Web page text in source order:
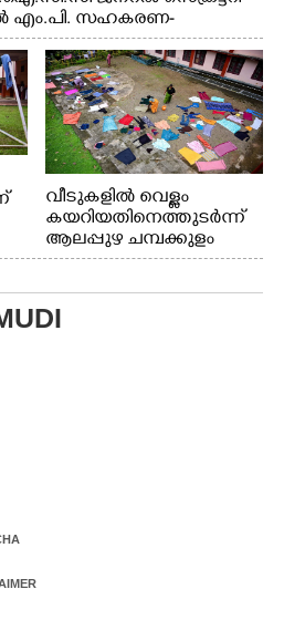
എം.പി. സഹകരണ-
എം. ലിജു, എന്നിവർ
വീടുകളിൽ വെള്ളം
കയറിയതിനെത്തുടർന്ന്
ആലപ്പുഴ ചമ്പക്കുളം
ഫാദർ തോമസ്
സ്കൂളിലെ ദുരിതാശ്വാസ
ക്യാമ്പിലെത്തിയവർ മഴ